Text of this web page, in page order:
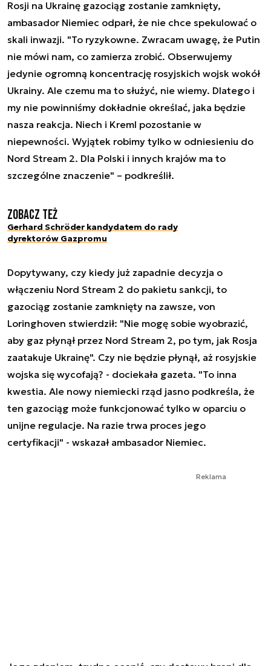
Rosji na Ukrainę gazociąg zostanie zamknięty,
ambasador Niemiec odparł, że nie chce spekulować o
skali inwazji. "To ryzykowne. Zwracam uwagę, że Putin
nie mówi nam, co zamierza zrobić. Obserwujemy
jedynie ogromną koncentrację rosyjskich wojsk wokół
Ukrainy. Ale czemu ma to służyć, nie wiemy. Dlatego i
my nie powinniśmy dokładnie określać, jaka będzie
nasza reakcja. Niech i Kreml pozostanie w
niepewności. Wyjątek robimy tylko w odniesieniu do
Nord Stream 2. Dla Polski i innych krajów ma to
szczególne znaczenie" – podkreślił.
Zobacz też
Gerhard Schröder kandydatem do rady
dyrektorów Gazpromu
Dopytywany, czy kiedy już zapadnie decyzja o
włączeniu Nord Stream 2 do pakietu sankcji, to
gazociąg zostanie zamknięty na zawsze, von
Loringhoven stwierdził: "Nie mogę sobie wyobrazić,
aby gaz płynął przez Nord Stream 2, po tym, jak Rosja
zaatakuje Ukrainę". Czy nie będzie płynął, aż rosyjskie
wojska się wycofają? - dociekała gazeta. "To inna
kwestia. Ale nowy niemiecki rząd jasno podkreśla, że
ten gazociąg może funkcjonować tylko w oparciu o
unijne regulacje. Na razie trwa proces jego
certyfikacji" - wskazał ambasador Niemiec.
Reklama